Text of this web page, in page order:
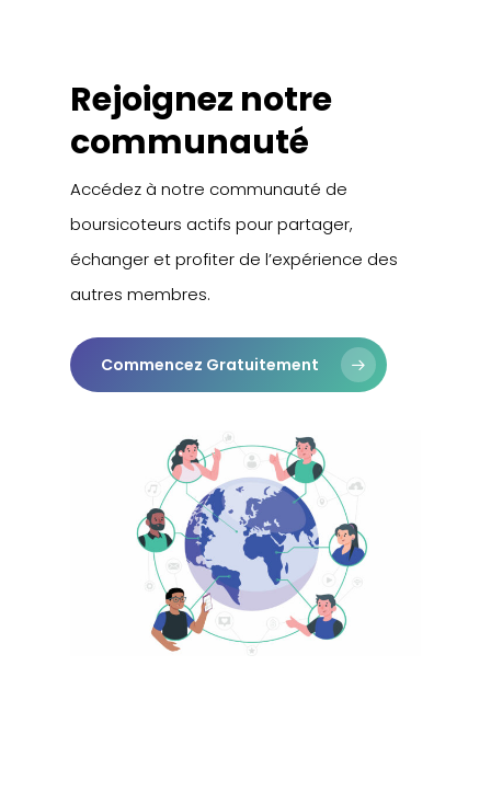
Rejoignez notre
communauté
Accédez à notre communauté de
boursicoteurs actifs pour partager,
échanger et profiter de l’expérience des
autres membres.
Commencez Gratuitement